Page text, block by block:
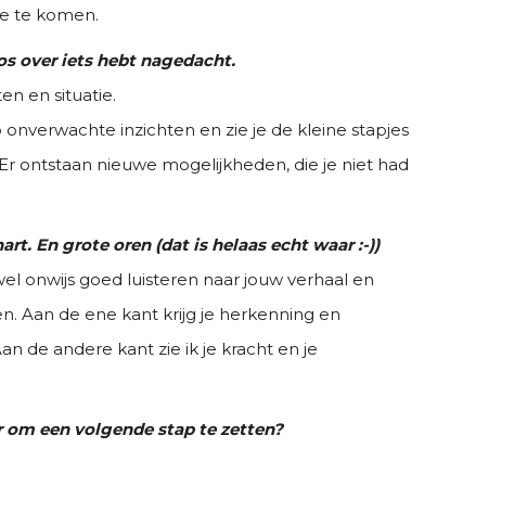
te komen.
over iets hebt nagedacht.
en situatie.
inzichten en zie je de kleine stapjes
ontstaan nieuwe mogelijkheden, die je niet had
En grote oren (dat is helaas echt waar :-))
onwijs goed luisteren naar jouw verhaal en
Aan de ene kant krijg je herkenning en
de andere kant zie ik je kracht en je
om een volgende stap te zetten?